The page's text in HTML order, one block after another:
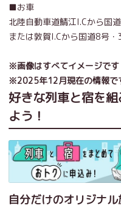
■お車
北陸自動車道鯖江I.Cから国
または敦賀I.Cから国道8号
※画像はすべてイメージです
※2025年12月現在の情報で
好きな列車と宿を
よう！
自分だけのオリジナ